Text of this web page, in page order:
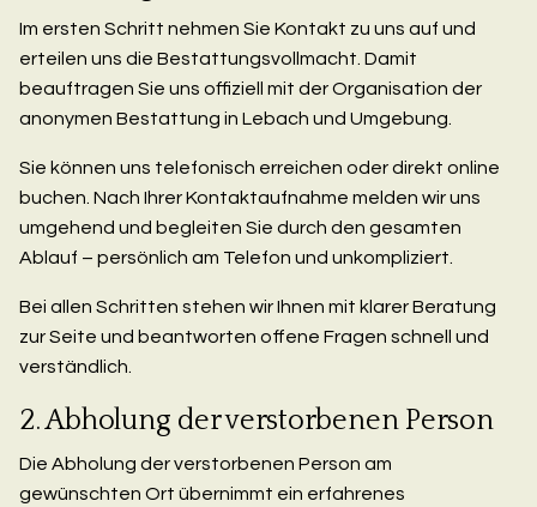
Im ersten Schritt nehmen Sie Kontakt zu uns auf und
erteilen uns die Bestattungsvollmacht. Damit
beauftragen Sie uns offiziell mit der Organisation der
anonymen Bestattung in Lebach und Umgebung.
Sie können uns telefonisch erreichen oder direkt online
buchen. Nach Ihrer Kontaktaufnahme melden wir uns
umgehend und begleiten Sie durch den gesamten
Ablauf – persönlich am Telefon und unkompliziert.
Bei allen Schritten stehen wir Ihnen mit klarer Beratung
zur Seite und beantworten offene Fragen schnell und
verständlich.
2. Abholung der verstorbenen Person
Die Abholung der verstorbenen Person am
gewünschten Ort übernimmt ein erfahrenes